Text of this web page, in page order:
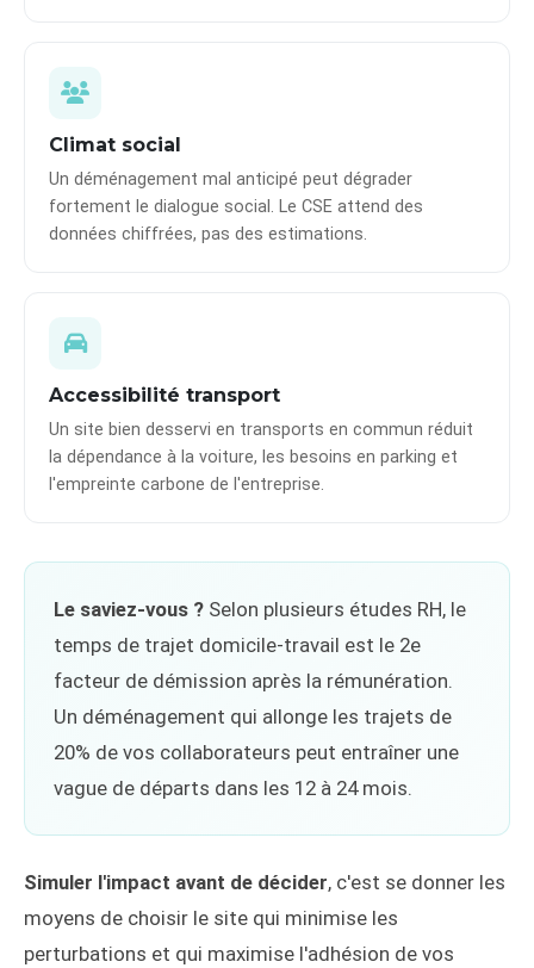
Climat social
Un déménagement mal anticipé peut dégrader
fortement le dialogue social. Le CSE attend des
données chiffrées, pas des estimations.
Accessibilité transport
Un site bien desservi en transports en commun réduit
la dépendance à la voiture, les besoins en parking et
l'empreinte carbone de l'entreprise.
Le saviez-vous ? Selon plusieurs études RH, le
temps de trajet domicile-travail est le 2e
facteur de démission après la rémunération.
Un déménagement qui allonge les trajets de
20% de vos collaborateurs peut entraîner une
vague de départs dans les 12 à 24 mois.
Simuler l'impact avant de décider, c'est se donner les
moyens de choisir le site qui minimise les
perturbations et qui maximise l'adhésion de vos